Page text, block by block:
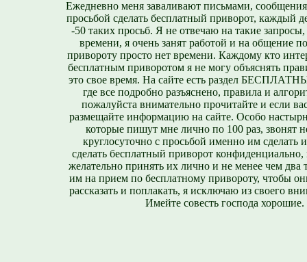
Ежедневно меня заваливают письмами,
просьбой сделать бесплатный приворот, каждый
-50 таких просьб. Я не отвечаю на такие
времени, я очень занят работой и на общение
привороту просто нет времени. Каждому кто
бесплатным приворотом я не могу объяснять
это свое время. На сайте есть раздел
где все подробно разъяснено, правила и
пожалуйста внимательно прочитайте и если
размещайте информацию на сайте. Особо
которые пишут мне лично по 100 раз, звонят
круглосуточно с просьбой именно им сделать
сделать бесплатный приворот конфиденциально,
желательно принять их лично и не менее чем два
им на прием по бесплатному привороту, чтобы
рассказать и поплакать, я исключаю из своего
Имейте совесть господа хорошие.